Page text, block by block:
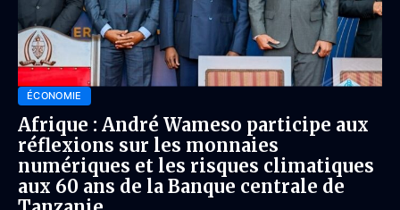
ÉCONOMIE
Afrique : André Wameso participe aux
réflexions sur les monnaies
numériques et les risques climatiques
aux 60 ans de la Banque centrale de